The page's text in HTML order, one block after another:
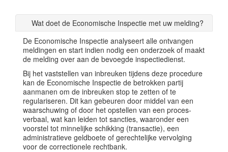
Wat doet de Economische Inspectie met uw melding?
De Economische Inspectie analyseert alle ontvangen
meldingen en start indien nodig een onderzoek of maakt
de melding over aan de bevoegde inspectiedienst.
Bij het vaststellen van inbreuken tijdens deze procedure
kan de Economische Inspectie de betrokken partij
aanmanen om de inbreuken stop te zetten of te
regulariseren. Dit kan gebeuren door middel van een
waarschuwing of door het opstellen van een proces-
verbaal, wat kan leiden tot sancties, waaronder een
voorstel tot minnelijke schikking (transactie), een
administratieve geldboete of gerechtelijke vervolging
voor de correctionele rechtbank.